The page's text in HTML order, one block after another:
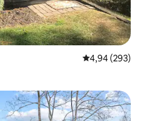
Средна
4,94 (293)